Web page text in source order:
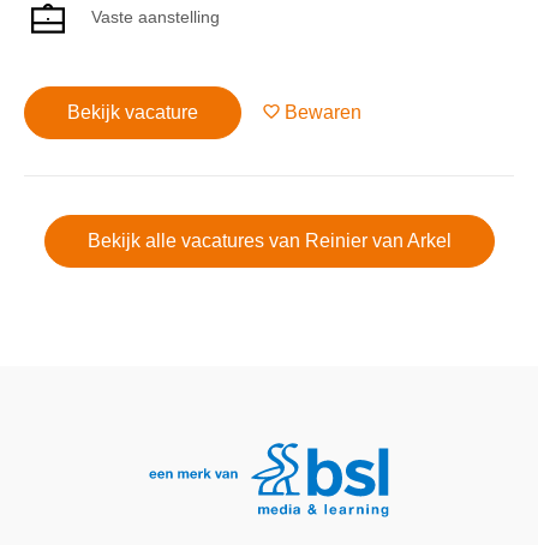
Vaste aanstelling
Bekijk vacature Bewaren
Bekijk alle vacatures van Reinier van Arkel